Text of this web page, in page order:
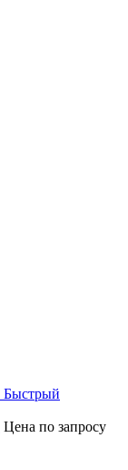
Быстрый
Цена по запросу